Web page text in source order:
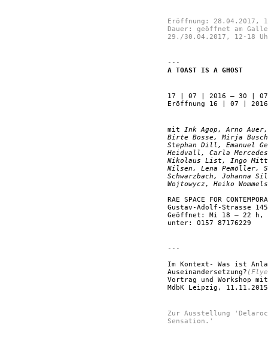
Eröffnung: 28.04.2017,
Dauer: geöffnet am
29./30.04.2017, 12-18
---
A TOAST IS A GHOST
17 | 07 | 2016 — 30 |
Eröffnung 16 | 07 |
mit Ink Agop, Arno
Birte Bosse, Mirja
Stephan Dill, Emanuel
Heidvall, Carla
Nikolaus List, Ingo
Nilsen, Lena Pemöller,
Schwarzbach, Johanna
Wojtowycz, Heiko
RAE SPACE FOR
Gustav-Adolf-Strasse
Geöffnet: Mi 18 – 22 h,
unter: 0157 87176229
---
Im Kontext- Was ist
Auseinandersetzung?
Vortrag und Workshop
MdbK Leipzig,
Zur Ausstellung
Sensation.'